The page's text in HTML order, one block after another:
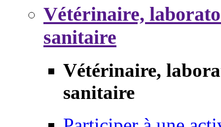
Vétérinaire,
sanitaire
Vétérinaire,
sanitaire